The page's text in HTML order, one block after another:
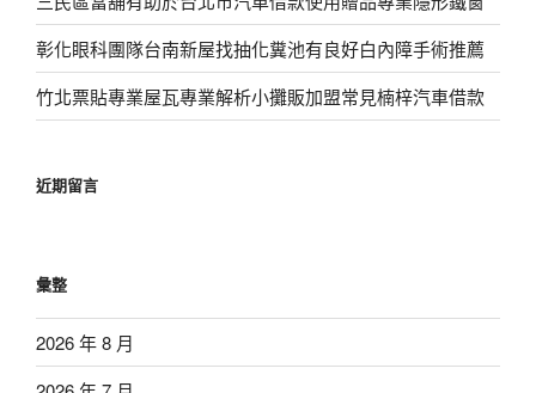
彰化眼科團隊台南新屋找抽化糞池有良好白內障手術推薦
竹北票貼專業屋瓦專業解析小攤販加盟常見楠梓汽車借款
近期留言
彙整
2026 年 8 月